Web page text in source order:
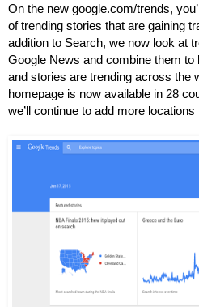
On the new google.com/trends,
of trending stories that are gaining
addition to Search, we now look at
Google News and combine them to
and stories are trending across the
homepage is now available in 28
we’ll continue to add more